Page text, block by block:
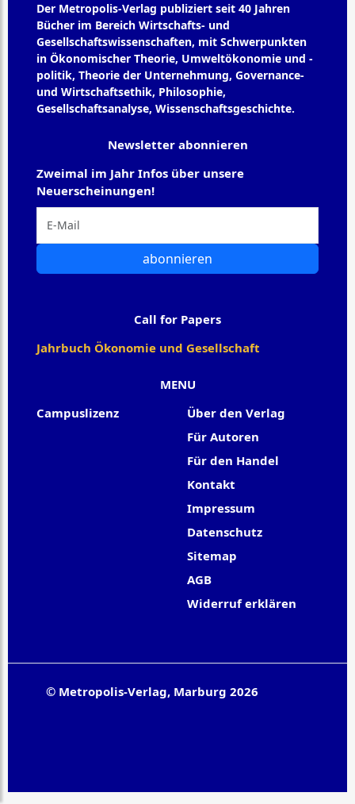
Der Metropolis-Verlag publiziert seit 40 Jahren
Bücher im Bereich Wirtschafts- und
Gesellschaftswissenschaften, mit Schwerpunkten
in Ökonomischer Theorie, Umweltökonomie und -
politik, Theorie der Unternehmung, Governance-
und Wirtschaftsethik, Philosophie,
Gesellschaftsanalyse, Wissenschaftsgeschichte.
MENU
Campuslizenz
Über den Verlag
Für Autoren
Für den Handel
Kontakt
Impressum
Datenschutz
Sitemap
AGB
Widerruf erklären
Newsletter abonnieren
Zweimal im Jahr Infos über unsere
Neuerscheinungen!
abonnieren
Call for Papers
Jahrbuch Ökonomie und Gesellschaft
© Metropolis-Verlag, Marburg 2026